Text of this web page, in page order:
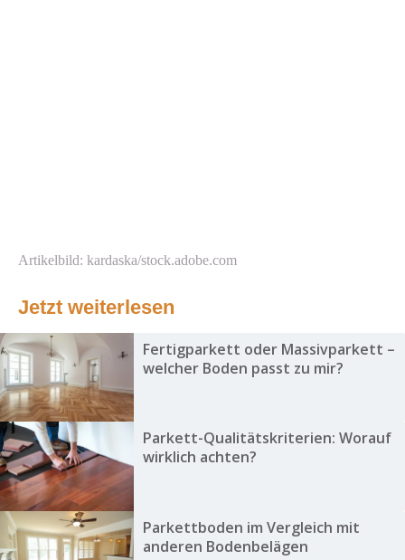
Artikelbild: kardaska/stock.adobe.com
Jetzt weiterlesen
Fertigparkett oder Massivparkett –
welcher Boden passt zu mir?
Parkett-Qualitätskriterien: Worauf
wirklich achten?
Parkettboden im Vergleich mit
anderen Bodenbelägen